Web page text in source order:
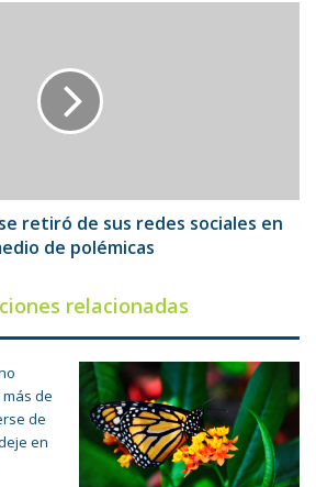
retiró de sus redes sociales en
de polémicas
relacionadas